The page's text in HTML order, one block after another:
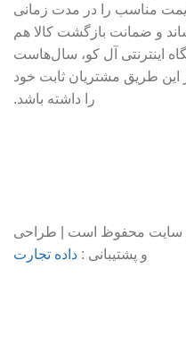
قیمت مناسب را در مدت زمانی
و ضمانت بازگشت کالا هم
اینترنتی آل کو، سال‌هاست
این طریق مشتریان ثابت خود
را داشته باشد.
وب سایت محفوظ است | طراحی
و پشتیبانی : داده تجارت